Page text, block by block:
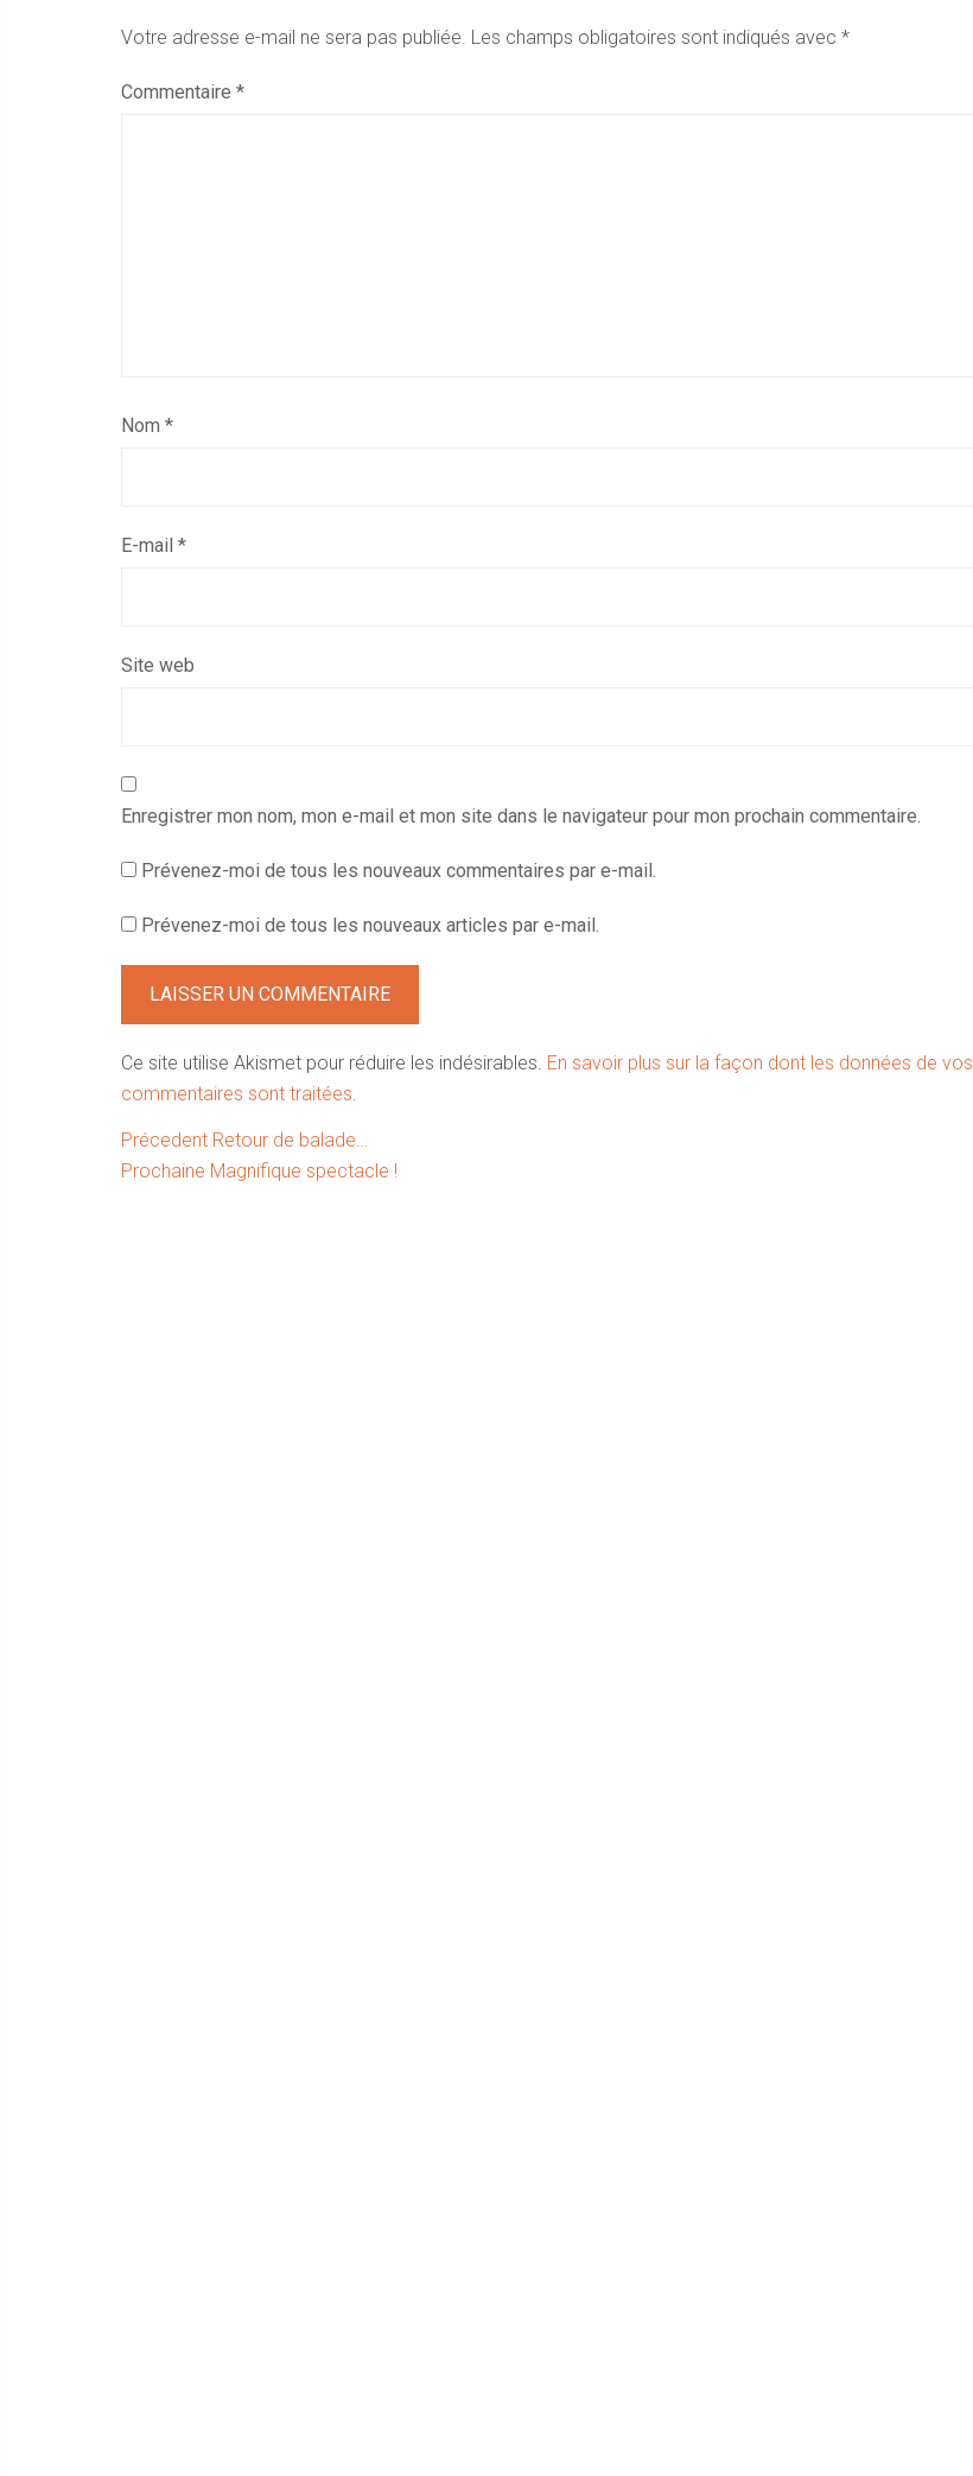
Votre adresse e-mail ne sera pas publiée. Les champs obligatoires sont indiqués avec *
Commentaire *
Nom *
E-mail *
Site web
Enregistrer mon nom, mon e-mail et mon site dans le navigateur pour mon prochain commentaire.
Prévenez-moi de tous les nouveaux commentaires par e-mail.
Prévenez-moi de tous les nouveaux articles par e-mail.
Ce site utilise Akismet pour réduire les indésirables. En savoir plus sur la façon dont les données de vos
commentaires sont traitées.
Navigation
de
Précedent Article
précédent :
Retour de balade…
Prochaine Article
Magnifique spectacle !